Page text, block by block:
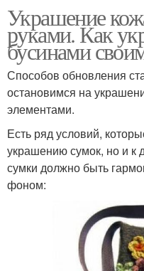
Украшение
руками. Как
бусинами
Способов обновления
остановимся на
элементами.
Есть ряд условий,
украшению сумок, но и к
сумки должно быть
фоном: